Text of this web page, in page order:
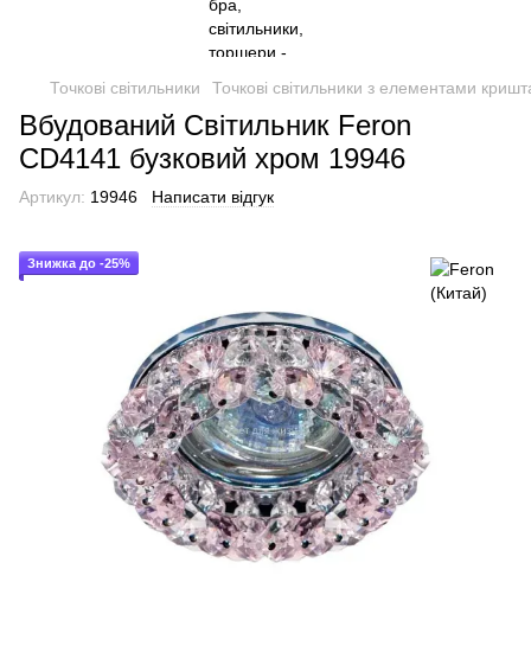
Точкові світильники Точкові світильники з елементами
Вбудований Світильник Feron
CD4141 бузковий хром 19946
Артикул: 19946 Написати відгук
Знижка до -25%